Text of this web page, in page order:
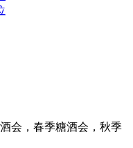
会，春季糖酒会，秋季